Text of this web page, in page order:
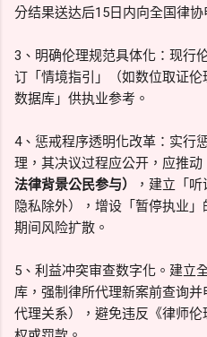
分结果送达后15日内向全国律协
3、明确伦理规范具体化：现行
订「情境指引」（如数位取证
数据库」供执业参考。
4、惩戒程序透明化改革：实行
理，其决议过程应公开，应推动
法律背景公民参与）
，建立「
隐私除外），增设「暂停执业
期间风险扩散。
5、利益冲突审查数字化。建立
库，强制律所代理新案前查询
代理关系），避免违反《律师